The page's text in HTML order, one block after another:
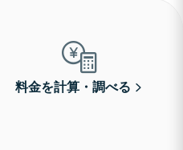
料金を計算・調べる